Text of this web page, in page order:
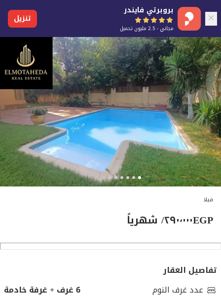
بروبرتي فايندر
مجاني - 2.5 مليون تحميل
تنزيل
فيلا
EGP٢٩٠٬٠٠٠/ شهرياً
تفاصيل العقار
عدد غرف النوم
6 غرف + غرفة خادمة